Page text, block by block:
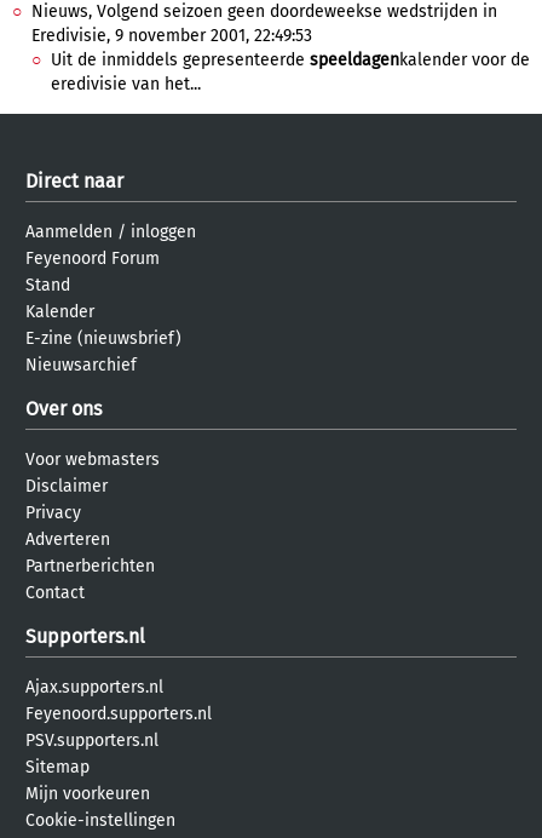
Nieuws, Volgend seizoen geen doordeweekse wedstrijden in
Eredivisie, 9 november 2001, 22:49:53
Uit de inmiddels gepresenteerde speeldagenkalender voor de
eredivisie van het...
Direct naar
Aanmelden / inloggen
Feyenoord Forum
Stand
Kalender
E-zine (nieuwsbrief)
Nieuwsarchief
Over ons
Voor webmasters
Disclaimer
Privacy
Adverteren
Partnerberichten
Contact
Supporters.nl
Ajax.supporters.nl
Feyenoord.supporters.nl
PSV.supporters.nl
Sitemap
Mijn voorkeuren
Cookie-instellingen